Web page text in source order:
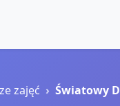
zajęć Światowy